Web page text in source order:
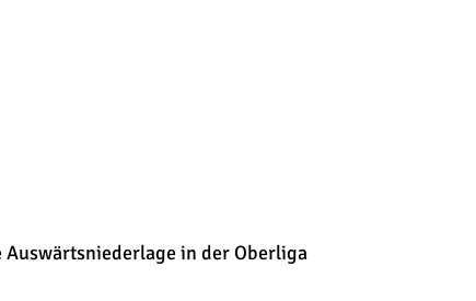
Auswärtsniederlage in der Oberliga